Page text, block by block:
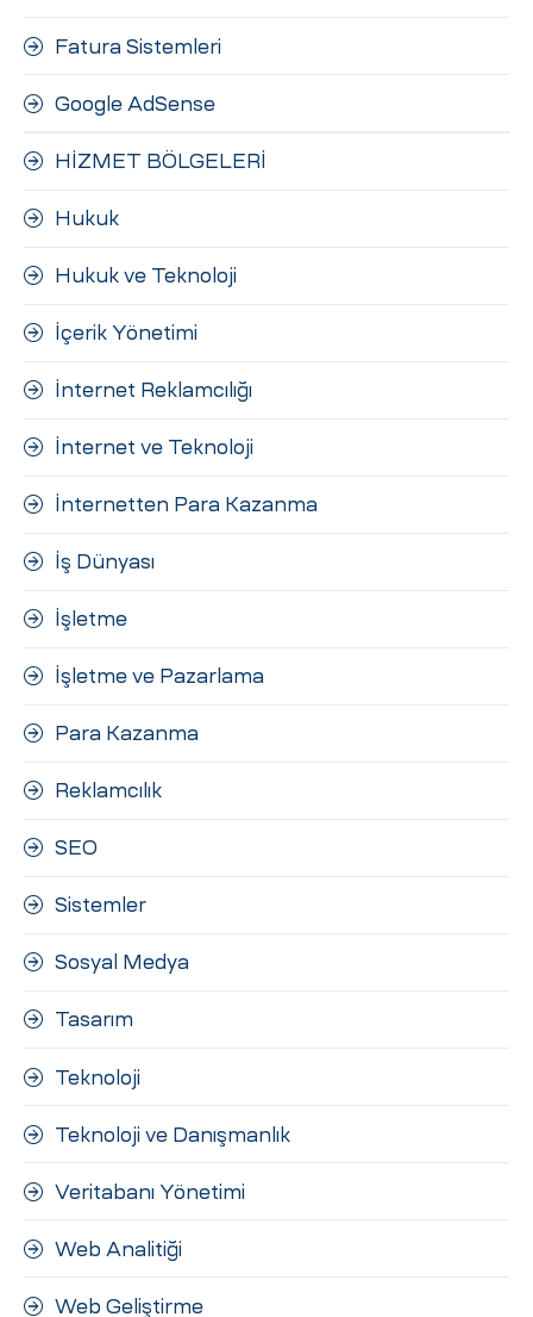
Fatura Sistemleri
Google AdSense
HİZMET BÖLGELERİ
Hukuk
Hukuk ve Teknoloji
İçerik Yönetimi
İnternet Reklamcılığı
İnternet ve Teknoloji
İnternetten Para Kazanma
İş Dünyası
İşletme
İşletme ve Pazarlama
Para Kazanma
Reklamcılık
SEO
Sistemler
Sosyal Medya
Tasarım
Teknoloji
Teknoloji ve Danışmanlık
Veritabanı Yönetimi
Web Analitiği
Web Geliştirme